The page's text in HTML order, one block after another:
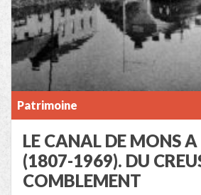
Patrimoine
LE CANAL DE MONS
(1807-1969). DU
COMBLEMENT